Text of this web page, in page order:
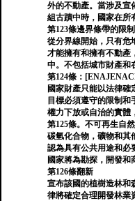
外的不動產。當涉及宣
組古蹟中時，國家在所
第123條邊界條帶的限制
從分界線開始，只有危
才能擁有和擁有不動產
中。不包括城市財產和
第124條：
國家財產只能以法律
目標必須遵守的限制和
權力下放或自治的實體
第125條。不可再生自
碳氫化合物，礦物和其
認為具有公共用途和必
國家將為勘探，開發和
第126條翻新
宣布該國的植樹造林和
律將確定合理開發林業